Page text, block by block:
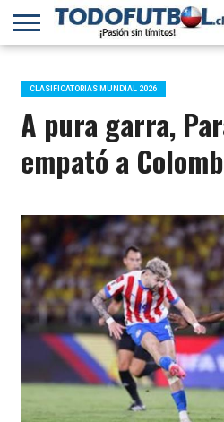
PRIMERA
B
SELECCIÓN
CHILENA
CHILENOS
EN EL
MUNDO
FÚTBOL
INTERNACIONAL
CLASIFICATORIAS MUNDIAL 2026
A pura garra,
empató a